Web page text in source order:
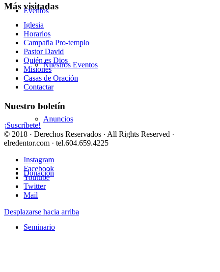
Eventos
Nuestros Eventos
Anuncios
Donación
Seminario
Más visitadas
Iglesia
Horarios
Campaña Pro-templo
Pastor David
Quién es Dios
Misiones
Casas de Oración
Contactar
Nuestro boletín
¡Suscríbete!
© 2018 · Derechos Reservados · All Rights Reserved ·
elredentor.com · tel.604.659.4225
Instagram
Facebook
Youtube
Twitter
Mail
Desplazarse hacia arriba